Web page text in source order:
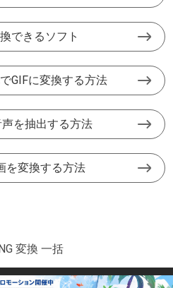
できるソフト
GIFに変換する方法
を抽出する方法
を変換する方法
変換 一括